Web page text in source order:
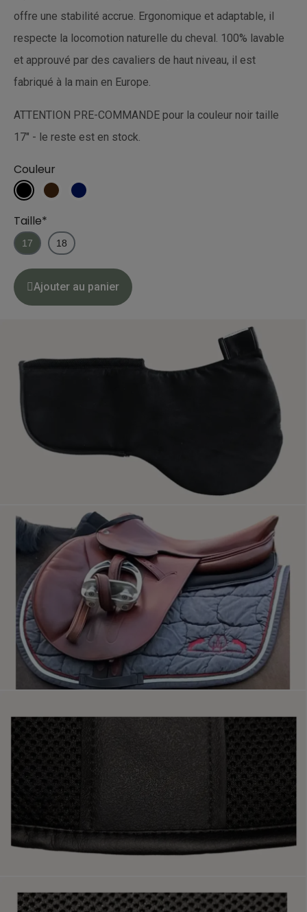
offre une stabilité accrue. Ergonomique et adaptable, il
respecte la locomotion naturelle du cheval. 100% lavable
et approuvé par des cavaliers de haut niveau, il est
fabriqué à la main en Europe.
ATTENTION PRE-COMMANDE pour la couleur noir taille
17" - le reste est en stock.
Couleur
Taille*
17 18
Ajouter au panier